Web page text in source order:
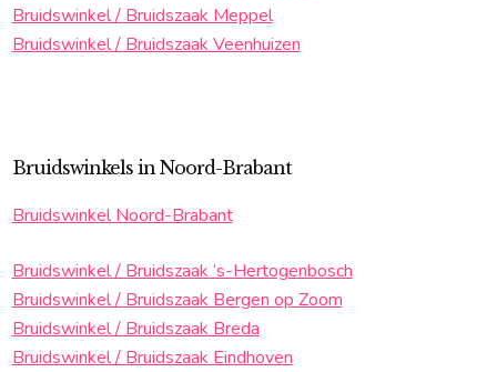
Bruidswinkel / Bruidszaak Meppel
Bruidswinkel / Bruidszaak Veenhuizen
Bruidswinkels in Noord-Brabant
Bruidswinkel Noord-Brabant
Bruidswinkel / Bruidszaak ‘s-Hertogenbosch
Bruidswinkel / Bruidszaak Bergen op Zoom
Bruidswinkel / Bruidszaak Breda
Bruidswinkel / Bruidszaak Eindhoven